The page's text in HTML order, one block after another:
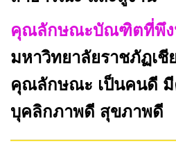
คุณลักษณะบัณฑิตที่พึง
มหาวิทยาลัยราชภัฏเชี
คุณลักษณะ เป็นคนดี มี
บุคลิกภาพดี สุขภาพดี